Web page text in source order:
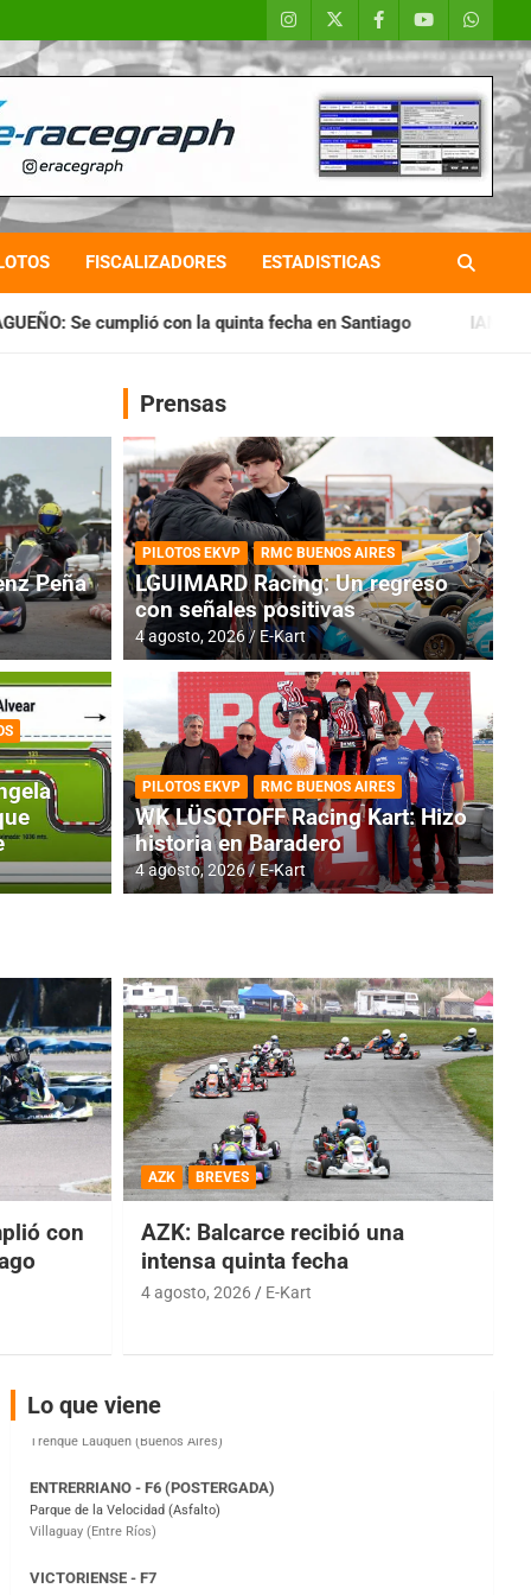
FISCALIZADORES ESTADISTICAS
quinta fecha en Santiago IAME SERIES ARGENTINA:
RMC BUENOS AIRES
Cerró una jornada
Peña
Prensas
PILOTOS EKVP RMC BUENOS AIRES
LGUIMARD Racing: Un regreso
con señales positivas
4 agosto, 2026 E-Kart
PILOTOS EKVP RMC BUENOS AIRES
WK LÜSQTOFF Racing Kart: Hizo
historia en Baradero
4 agosto, 2026 E-Kart
con
AZK BREVES
AZK: Balcarce recibió una
intensa quinta fecha
4 agosto, 2026 E-Kart
Lo que viene
COBERTURA ESPECIAL DE E-KART.COM.AR
IAME SERIES ARGENTINA 6
Ramiro Tot (Asfalto)
Baradero (Buenos Aires)
Parque de la Velocidad (Asfalto)
El Cerro (Tierra)
Victoria (Entre Ríos)
Moto Club Reginense (Tierra)